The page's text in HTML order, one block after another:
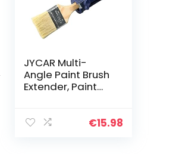
JYCAR Multi-
Angle Paint Brush
Extender, Paint
Paint Brush
€15.98